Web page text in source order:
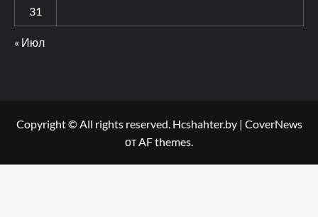
31
« Июл
Copyright © All rights reserved. Hcshahter.by | CoverNews
от AF themes.